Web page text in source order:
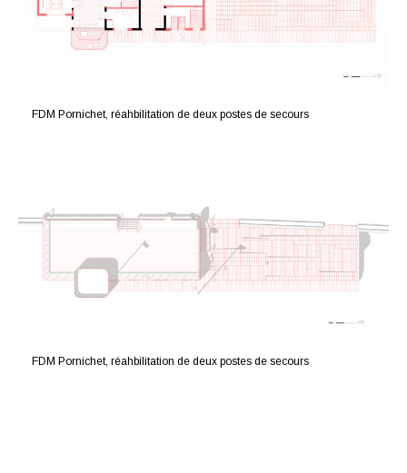
FDM Pornichet, réahbilitation de deux postes de secours
FDM Pornichet, réahbilitation de deux postes de secours